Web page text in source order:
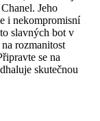
Jeho
i ​nekompromisní
slavných bot v
⁣rozmanitost
se na
skutečnou